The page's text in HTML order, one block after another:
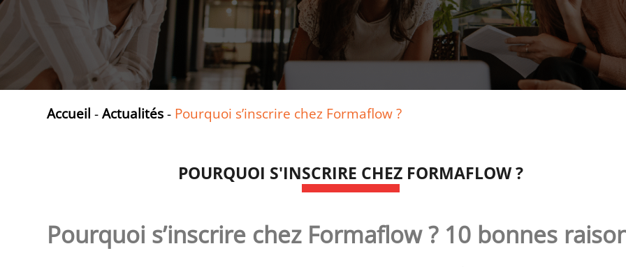
Accueil -Actualités- Pourquoi s’inscrire chez Formaflow ?
POURQUOI S'INSCRIRE CHEZ FORMAFLOW ?
Pourquoi s’inscrire chez Formaflow ? 10 bonnes